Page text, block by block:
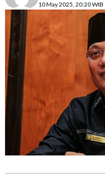
10 May 2025, 20:20 WIB